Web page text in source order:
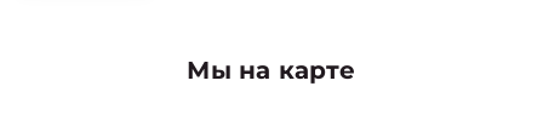
Мы на карте